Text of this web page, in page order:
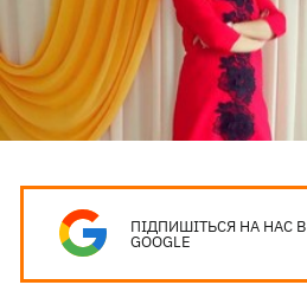
ПІДПИШІТЬСЯ НА НАС В
GOOGLE